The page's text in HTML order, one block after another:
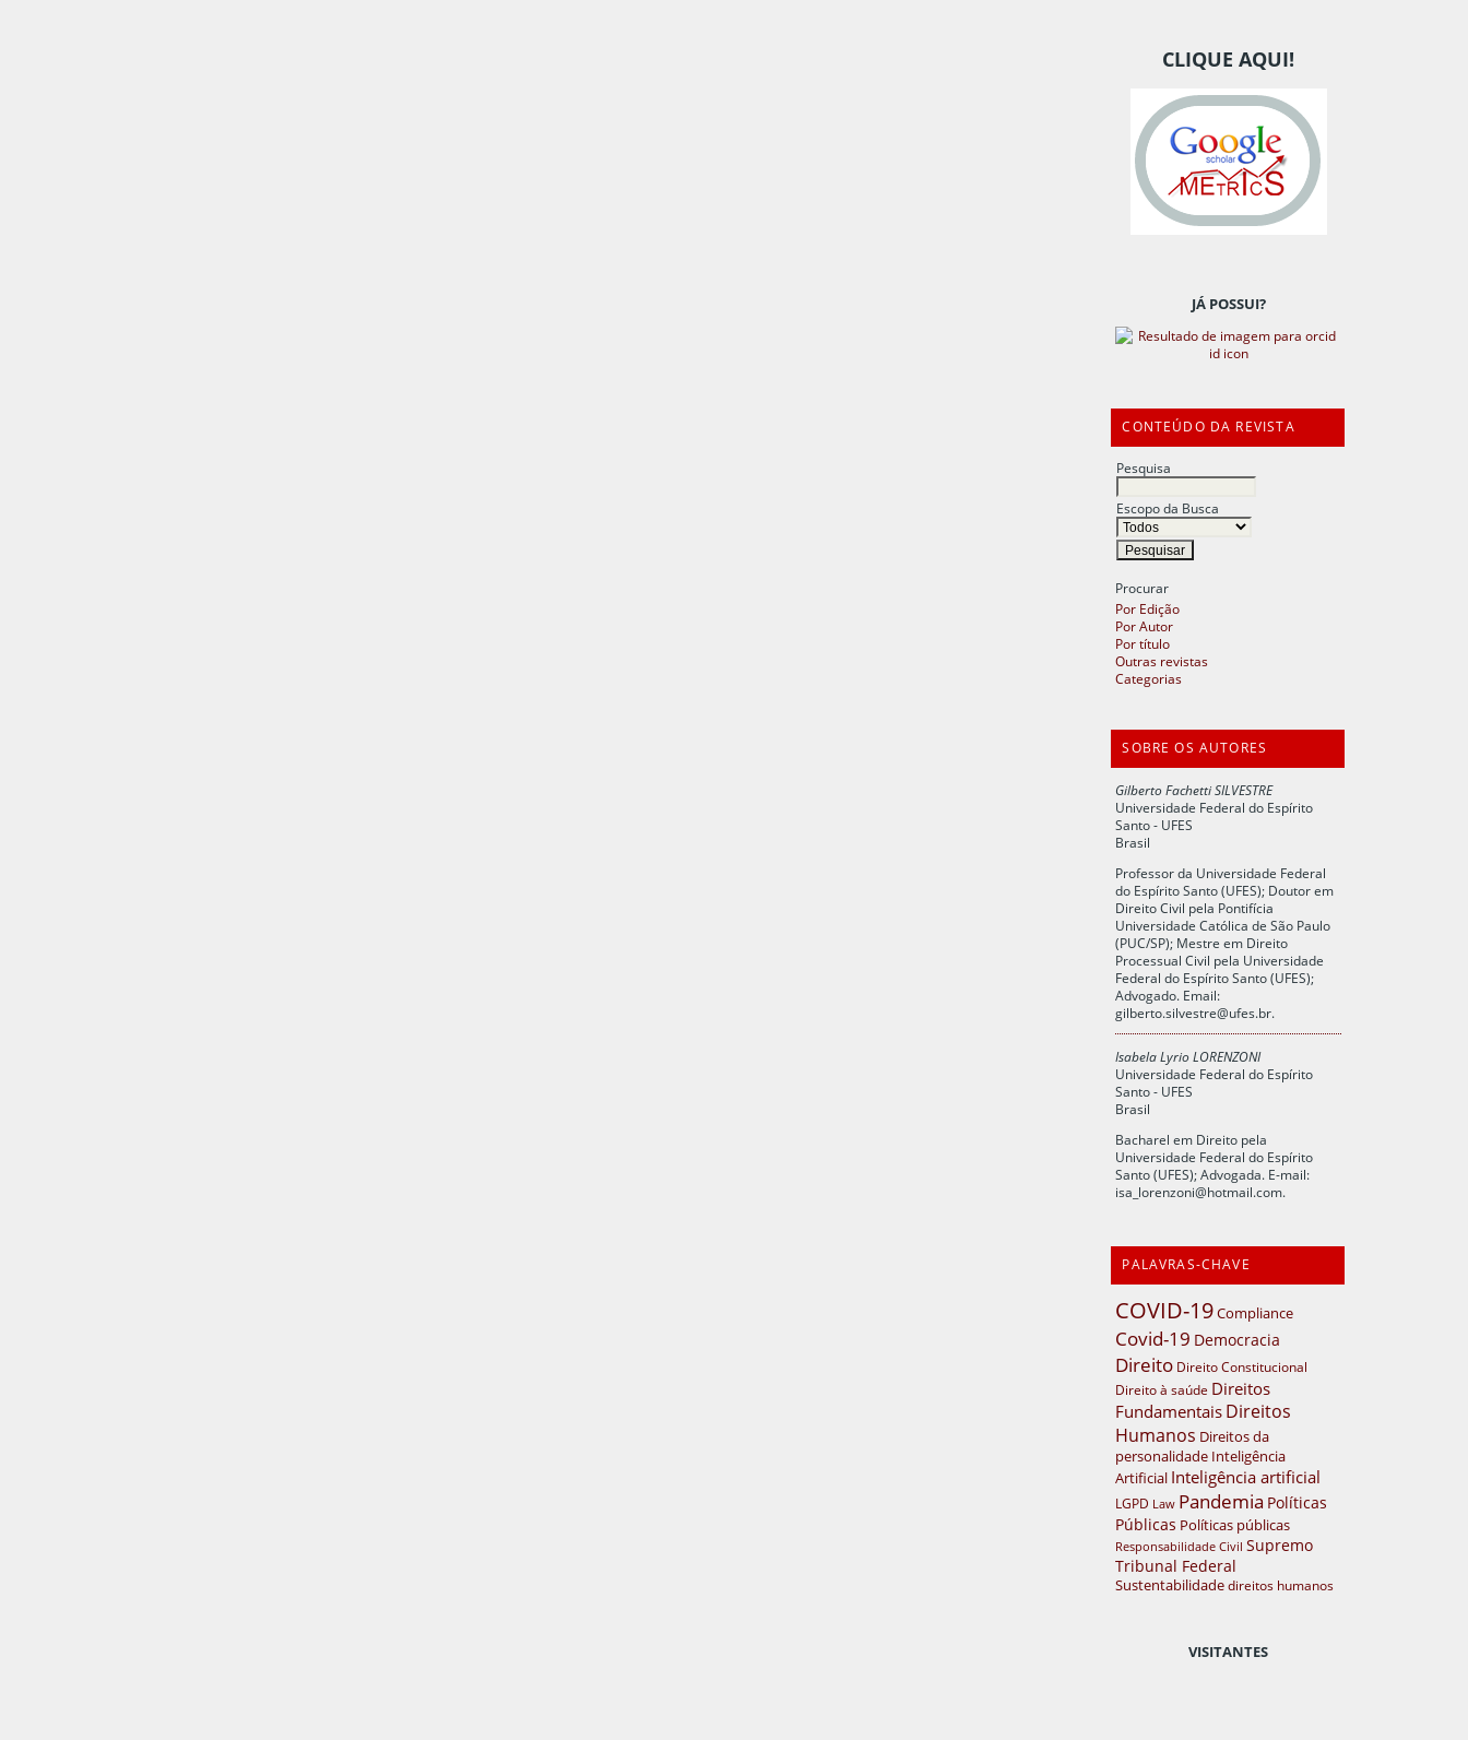
CLIQUE AQUI!
JÁ POSSUI?
CONTEÚDO DA REVISTA
Pesquisa
Escopo da Busca
Procurar
Por Edição
Por Autor
Por título
Outras revistas
Categorias
SOBRE OS AUTORES
Gilberto Fachetti SILVESTRE
Universidade Federal do Espírito
Santo - UFES
Brasil
Professor da Universidade Federal
do Espírito Santo (UFES); Doutor em
Direito Civil pela Pontifícia
Universidade Católica de São Paulo
(PUC/SP); Mestre em Direito
Processual Civil pela Universidade
Federal do Espírito Santo (UFES);
Advogado. Email:
gilberto.silvestre@ufes.br.
Isabela Lyrio LORENZONI
Universidade Federal do Espírito
Santo - UFES
Brasil
Bacharel em Direito pela
Universidade Federal do Espírito
Santo (UFES); Advogada. E-mail:
isa_lorenzoni@hotmail.com.
PALAVRAS-CHAVE
COVID-19Compliance
Covid-19 Democracia
Direito Direito Constitucional
Direito à saúde Direitos
Fundamentais Direitos
Humanos Direitos da
personalidade Inteligência
Artificial Inteligência artificial
LGPD Law Pandemia Políticas
Públicas Políticas públicas
Responsabilidade Civil Supremo
Tribunal Federal
Sustentabilidade direitos humanos
VISITANTES